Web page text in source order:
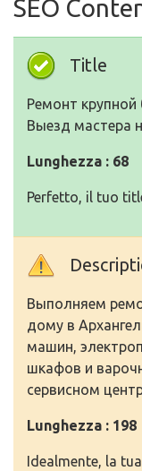
SEO
Title
Ремонт крупной
Выезд мастера
Lunghezza : 68
Perfetto, il tuo
Выполняем
дому в
машин,
шкафов и
сервисном
Lunghezza : 198
Idealmente, la